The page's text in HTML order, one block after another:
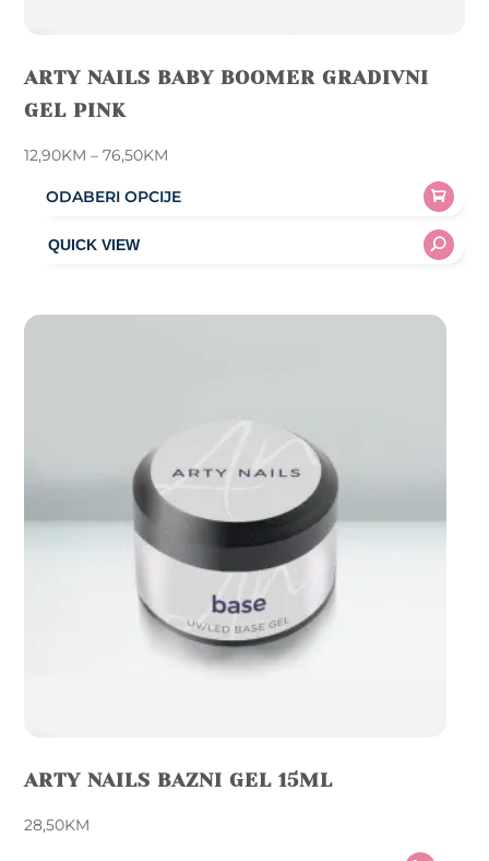
ARTY NAILS BABY BOOMER GRADIVNI
GEL PINK
12,90KM – 76,50KM
ODABERI OPCIJE
product
multiple
ARTY NAILS BAZNI GEL 15ML
28,50KM